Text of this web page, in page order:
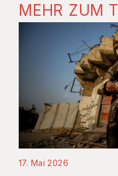
MEHR ZUM
17. Mai 2026